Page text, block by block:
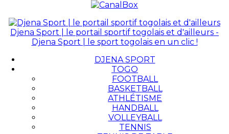
Djena Sport | le portail sportif togolais et d'ailleurs -
Djena Sport | le sport togolais en un clic !
DJENA SPORT
TOGO
FOOTBALL
BASKETBALL
ATHLÉTISME
HANDBALL
VOLLEYBALL
TENNIS